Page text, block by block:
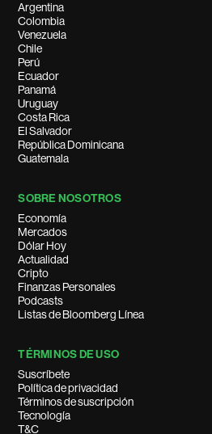
Argentina
Colombia
Venezuela
Chile
Perú
Ecuador
Panamá
Uruguay
Costa Rica
El Salvador
República Dominicana
Guatemala
SOBRE NOSOTROS
Economía
Mercados
Dólar Hoy
Actualidad
Cripto
Finanzas Personales
Podcasts
Listas de Bloomberg Línea
TÉRMINOS DE USO
Suscríbete
Política de privacidad
Términos de suscripción
Tecnología
T&C